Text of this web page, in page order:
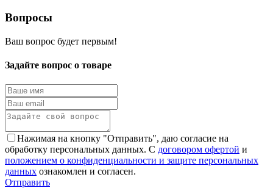
Вопросы
Ваш вопрос будет первым!
Задайте вопрос о товаре
Нажимая на кнопку "Отправить", даю согласие на
обработку персональных данных. С договором офертой и
положением о конфиденциальности и защите персональных
данных ознакомлен и согласен.
Отправить